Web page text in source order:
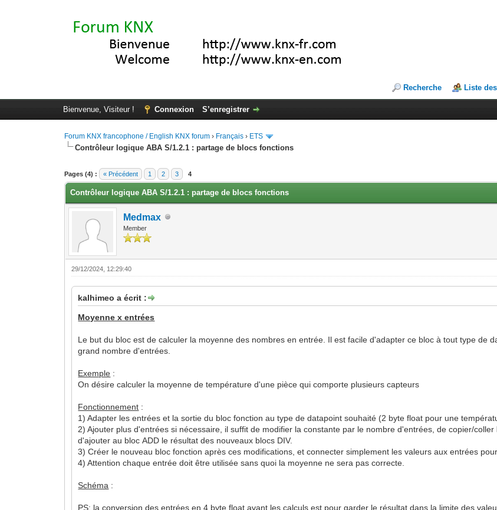
Recherche Liste
Bienvenue, Visiteur ! Connexion S’enregistrer
Forum KNX francophone / English KNX forum › Français › ETS
Contrôleur logique ABA S/1.2.1 : partage de blocs fonctions
Pages (4) : « Précédent 1 2 3 4
Moyenne : 5 (1 vote(s))
1
2
3
4
5
Contrôleur logique ABA S/1.2.1 : partage de blocs fonctions
Medmax
Member
29/12/2024, 12:29:40
kalhimeo a écrit :
Moyenne x entrées
Le but du bloc est de calculer la moyenne des nombres en entrée. Il est facile d'adapter ce bloc à tout type de
grand nombre d'entrées.
Exemple :
On désire calculer la moyenne de température d'une pièce qui comporte plusieurs capteurs
Fonctionnement :
1) Adapter les entrées et la sortie du bloc fonction au type de datapoint souhaité (2 byte float pour une
2) Ajouter plus d'entrées si nécessaire, il suffit de modifier la constante par le nombre d'entrées, de copier/
d'ajouter au bloc ADD le résultat des nouveaux blocs DIV.
3) Créer le nouveau bloc fonction après ces modifications, et connecter simplement les valeurs aux entrées
4) Attention chaque entrée doit être utilisée sans quoi la moyenne ne sera pas correcte.
Schéma :
PS: la conversion des entrées en 4 byte float avant les calculs est pour garder le résultat dans la limite des